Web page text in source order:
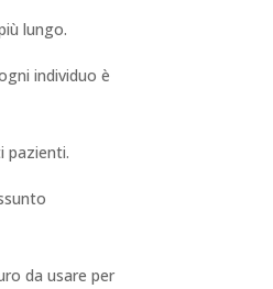
lungo.
individuo è
pazienti.
da usare per